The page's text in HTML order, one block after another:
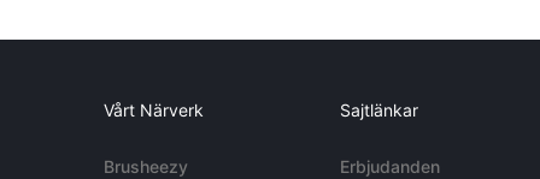
Vårt Närverk
Brusheezy
Sajtlänkar
Erbjudanden